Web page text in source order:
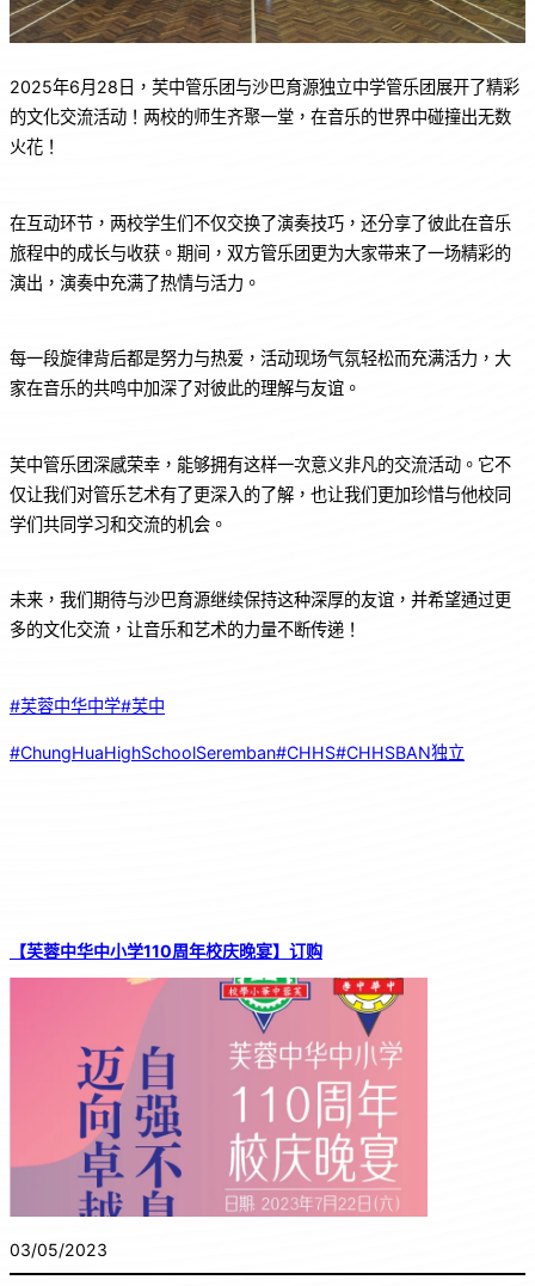
2025年6月28日，芙中管乐团与沙巴育源独立中学管乐团展开了精彩
的文化交流活动！两校的师生齐聚一堂，在音乐的世界中碰撞出无数
火花！
在互动环节，两校学生们不仅交换了演奏技巧，还分享了彼此在音乐
旅程中的成长与收获。期间，双方管乐团更为大家带来了一场精彩的
演出，演奏中充满了热情与活力。
每一段旋律背后都是努力与热爱，活动现场气氛轻松而充满活力，大
家在音乐的共鸣中加深了对彼此的理解与友谊。
芙中管乐团深感荣幸，能够拥有这样一次意义非凡的交流活动。它不
仅让我们对管乐艺术有了更深入的了解，也让我们更加珍惜与他校同
学们共同学习和交流的机会。
未来，我们期待与沙巴育源继续保持这种深厚的友谊，并希望通过更
多的文化交流，让音乐和艺术的力量不断传递！
#芙蓉中华中学#芙中
#ChungHuaHighSchoolSeremban#CHHS#CHHSBAN独立
【芙蓉中华中小学110周年校庆晚宴】订购
03/05/2023